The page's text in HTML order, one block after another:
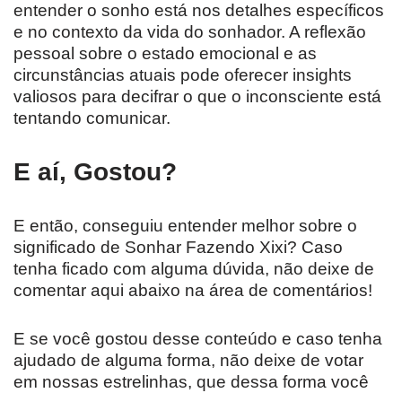
entender o sonho está nos detalhes específicos
e no contexto da vida do sonhador. A reflexão
pessoal sobre o estado emocional e as
circunstâncias atuais pode oferecer insights
valiosos para decifrar o que o inconsciente está
tentando comunicar.
E aí, Gostou?
E então, conseguiu entender melhor sobre o
significado de Sonhar Fazendo Xixi? Caso
tenha ficado com alguma dúvida, não deixe de
comentar aqui abaixo na área de comentários!
E se você gostou desse conteúdo e caso tenha
ajudado de alguma forma, não deixe de votar
em nossas estrelinhas, que dessa forma você